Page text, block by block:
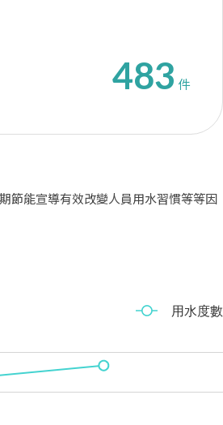
483 件
節能宣導有效改變人員用水習慣等等因
用水度數